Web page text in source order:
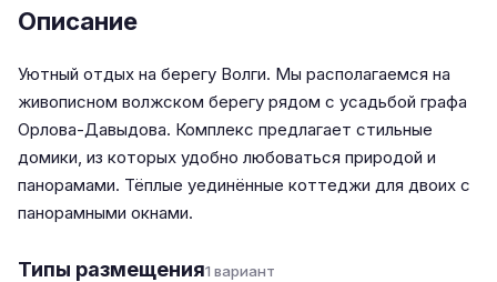
Описание
Уютный отдых на берегу Волги. Мы располагаемся на
живописном волжском берегу рядом с усадьбой графа
Орлова-Давыдова. Комплекс предлагает стильные
домики, из которых удобно любоваться природой и
панорамами. Тёплые уединённые коттеджи для двоих с
панорамными окнами.
Типы размещения1 вариант